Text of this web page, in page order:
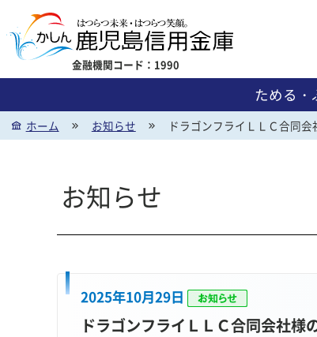
金融機関コード：1990
ためる・
地域貢献活動
ホーム お知らせ ドラゴンフライＬＬＣ合同
お知らせ
2025年10月29日
ドラゴンフライＬＬＣ合同会社様